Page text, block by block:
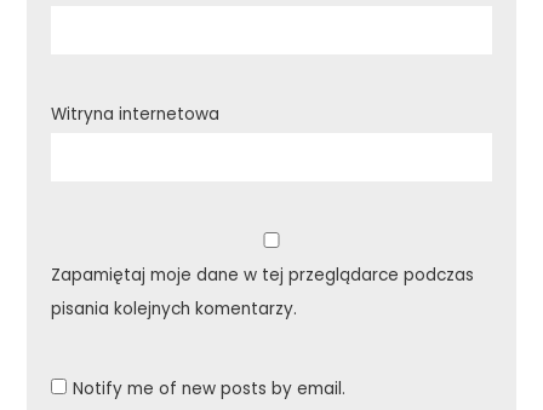
Witryna internetowa
Zapamiętaj moje dane w tej przeglądarce podczas
pisania kolejnych komentarzy.
Notify me of new posts by email.